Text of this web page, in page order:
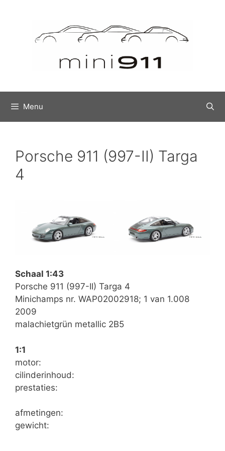
Menu
Porsche 911 (997-II) Targa
4
Schaal 1:43
Porsche 911 (997-II) Targa 4
Minichamps nr. WAP02002918; 1 van 1.008
2009
malachietgrün metallic 2B5
1:1
motor:
cilinderinhoud:
prestaties:
afmetingen:
gewicht: